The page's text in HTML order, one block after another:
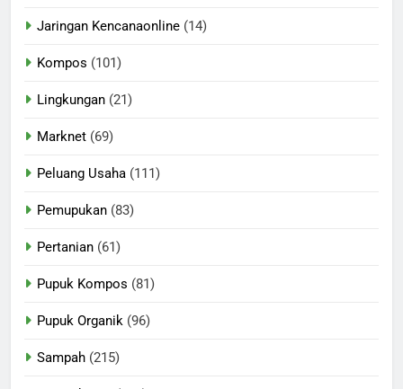
Jaringan Kencanaonline (14)
Kompos (101)
Lingkungan (21)
Marknet (69)
Peluang Usaha (111)
Pemupukan (83)
Pertanian (61)
Pupuk Kompos (81)
Pupuk Organik (96)
Sampah (215)